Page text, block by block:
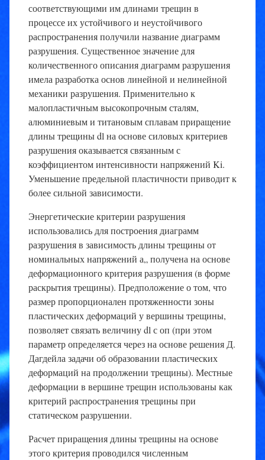
соответствующими им длинами трещин в
процессе их устойчивого и неустойчивого
распространения получили название диаграмм
разрушения. Существенное значение для
количественного описания диаграмм разрушения
имела разработка основ линейной и нелинейной
механики разрушения. Применительно к
малопластичным высокопрочным сталям,
алюминиевым и титановым сплавам приращение
длины трещины dl на основе силовых критериев
разрушения оказывается связанным с
коэффициентом интенсивности напряжений Ki.
Уменьшение предельной пластичности приводит к
более сильной зависимости.
Энергетические критерии разрушения
использовались для построения диаграмм
разрушения в зависимость длины трещины от
номинальных напряжений а„ получена на основе
деформационного критерия разрушения (в форме
раскрытия трещины). Предположение о том, что
размер пропорционален протяженности зоны
пластических деформаций у вершины трещины,
позволяет связать величину dl с оп (при этом
параметр определяется через на основе решения Д.
Дагдейла задачи об образовании пластических
деформаций на продолжении трещины). Местные
деформации в вершине трещин использованы как
критерий распространения трещины при
статическом разрушении.
Расчет приращения длины трещины на основе
этого критерия проводился численным